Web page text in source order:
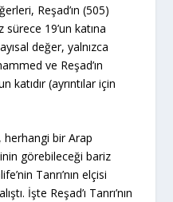
Reşad’ın (505)
19’un katına
değer, yalnızca
ve Reşad’ın
katıdır (ayrıntılar için
, herhangi bir Arap
görebileceği bariz
Tanrı’nın elçisi
İşte Reşad’ı Tanrı’nın